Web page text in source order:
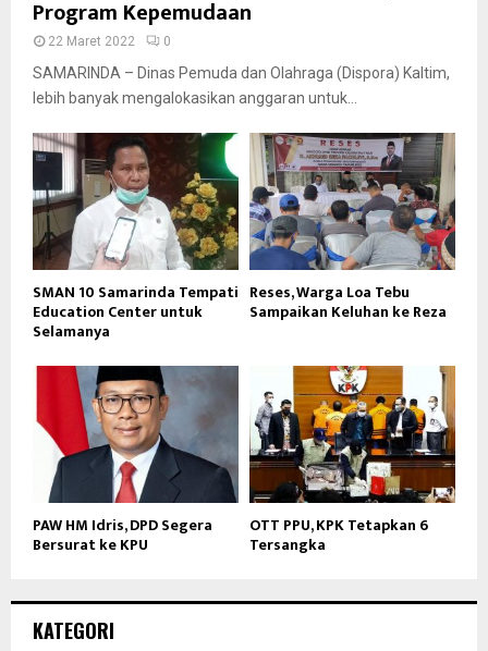
Program Kepemudaan
22 Maret 2022 0
SAMARINDA – Dinas Pemuda dan Olahraga (Dispora) Kaltim,
lebih banyak mengalokasikan anggaran untuk...
SMAN 10 Samarinda Tempati
Education Center untuk
Selamanya
Reses, Warga Loa Tebu
Sampaikan Keluhan ke Reza
PAW HM Idris, DPD Segera
Bersurat ke KPU
OTT PPU, KPK Tetapkan 6
Tersangka
KATEGORI